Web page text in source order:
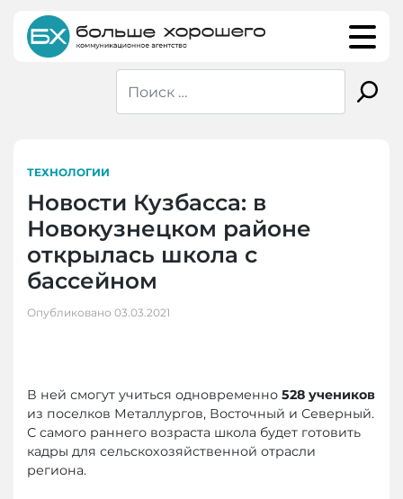
content
ТЕХНОЛОГИИ
Новости Кузбасса: в
Новокузнецком районе
открылась школа с
бассейном
Опубликовано 03.03.2021
В ней смогут учиться одновременно 528 учеников
из поселков Металлургов, Восточный и Северный.
С самого раннего возраста школа будет готовить
кадры для сельскохозяйственной отрасли
региона.